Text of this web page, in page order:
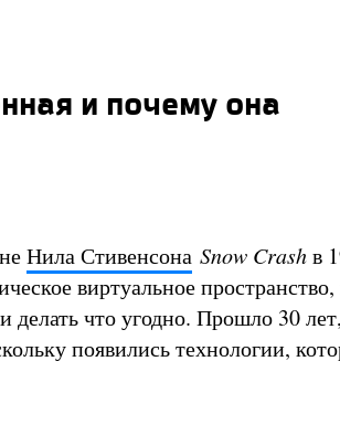
и почему она
Нила Стивенсона Snow Crashв
виртуальное пространство,
что угодно. Прошло 30
появились технологии,